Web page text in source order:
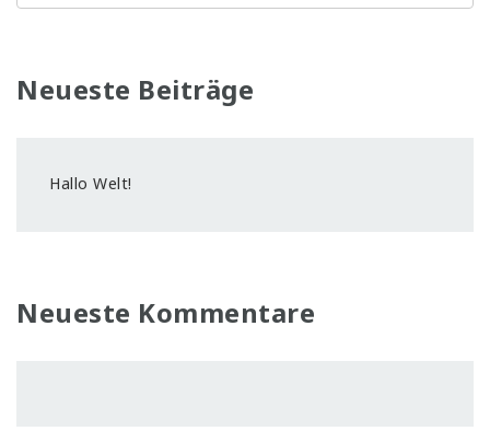
Neueste Beiträge
Hallo Welt!
Neueste Kommentare